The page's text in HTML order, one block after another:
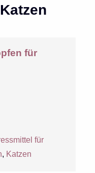
für
für
, Katzen